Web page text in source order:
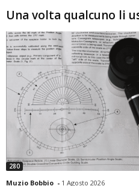
Una volta qualcuno li
280
Muzio Bobbio - 1 Agosto 2026